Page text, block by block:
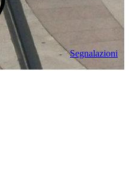
Segnalazioni